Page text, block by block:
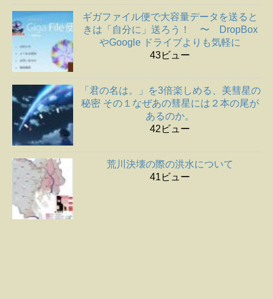
ギガファイル便で大容量データを送ると
きは「自分に」送ろう！ 〜 DropBox
やGoogle ドライブよりも気軽に
43ビュー
「君の名は。」を3倍楽しめる、美彗星の
秘密 その１なぜあの彗星には２本の尾が
あるのか。
42ビュー
荒川決壊の際の洪水について
41ビュー